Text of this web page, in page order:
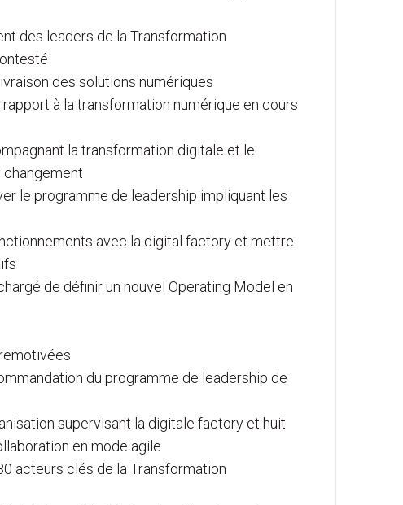
des leaders de la Transformation
des solutions numériques
à la transformation numérique en cours
la transformation digitale et le
changement
le programme de leadership impliquant les
avec la digital factory et mettre
de définir un nouvel Operating Model en
du programme de leadership de
supervisant la digitale factory et huit
en mode agile
acteurs clés de la Transformation